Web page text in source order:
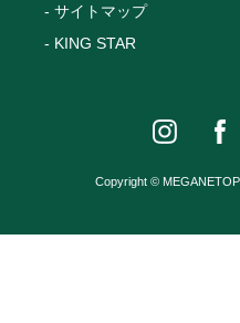
サイトマップ
KING STAR
Copyright ©